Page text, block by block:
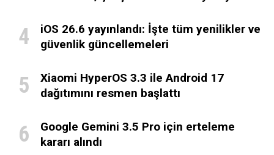
iOS 26.6 yayınlandı: İşte tüm yenilikler ve
güvenlik güncellemeleri
Xiaomi HyperOS 3.3 ile Android 17
dağıtımını resmen başlattı
Google Gemini 3.5 Pro için erteleme
kararı alındı